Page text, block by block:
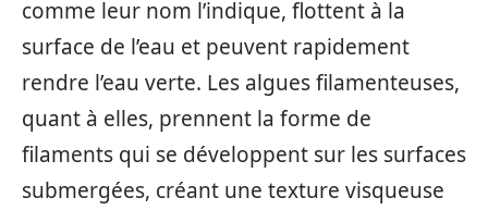
comme leur nom l’indique, flottent à la
surface de l’eau et peuvent rapidement
rendre l’eau verte. Les algues filamenteuses,
quant à elles, prennent la forme de
filaments qui se développent sur les surfaces
submergées, créant une texture visqueuse